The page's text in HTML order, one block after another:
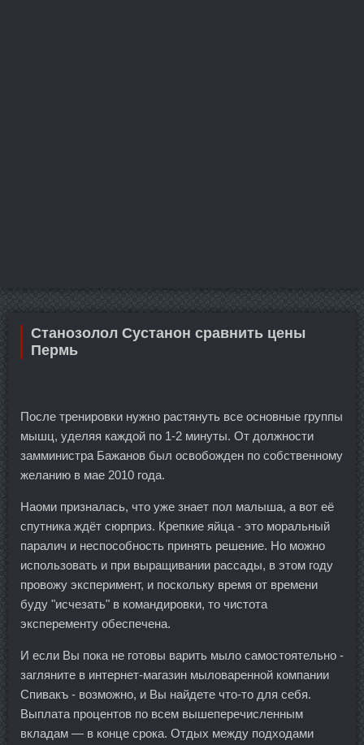
Станозолол Сустанон сравнить цены
Пермь
После тренировки нужно растянуть все основные группы
мышц, уделяя каждой по 1-2 минуты. От должности
замминистра Бажанов был освобожден по собственному
желанию в мае 2010 года.
Наоми призналась, что уже знает пол малыша, а вот её
спутника ждёт сюрприз. Крепкие яйца - это моральный
паралич и неспособность принять решение. Но можно
использовать и при выращивании рассады, в этом году
провожу эксперимент, и поскольку время от времени
буду "исчезать" в командировки, то чистота
эксперементу обеспечена.
И если Вы пока не готовы варить мыло самостоятельно -
загляните в интернет-магазин мыловаренной компании
Спивакъ - возможно, и Вы найдете что-то для себя.
Выплата процентов по всем вышеперечисленным
вкладам — в конце срока. Отдых между подходами